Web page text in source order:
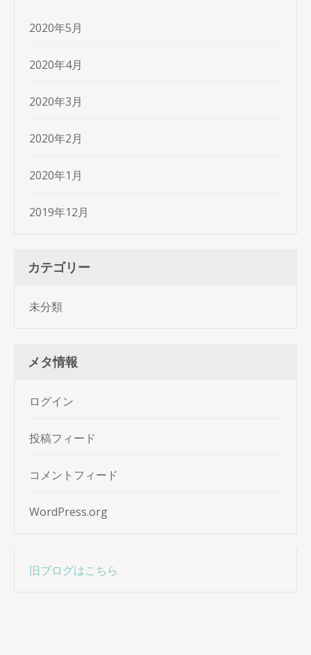
2020年5月
2020年4月
2020年3月
2020年2月
2020年1月
2019年12月
カテゴリー
未分類
メタ情報
ログイン
投稿フィード
コメントフィード
WordPress.org
旧ブログはこちら